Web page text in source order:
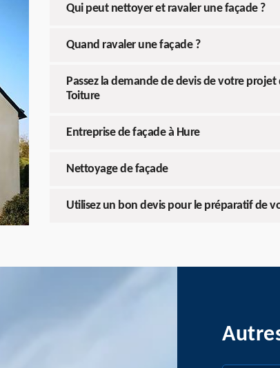
Qui peut nettoyer et ravaler une façade ?
Quand ravaler une façade ?
Passez la demande de devis de votre
Toiture
Entreprise de façade à Hure
Nettoyage de façade
Utilisez un bon devis pour le préparatif de